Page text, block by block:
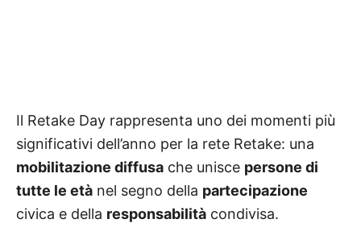
Il Retake Day rappresenta uno dei momenti più
significativi dell’anno per la rete Retake: una
mobilitazione diffusa che unisce persone di
tutte le età nel segno della partecipazione
civica e della responsabilità condivisa.